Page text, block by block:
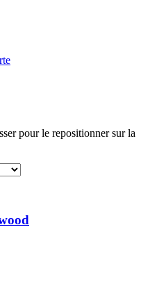
pour le repositionner sur la